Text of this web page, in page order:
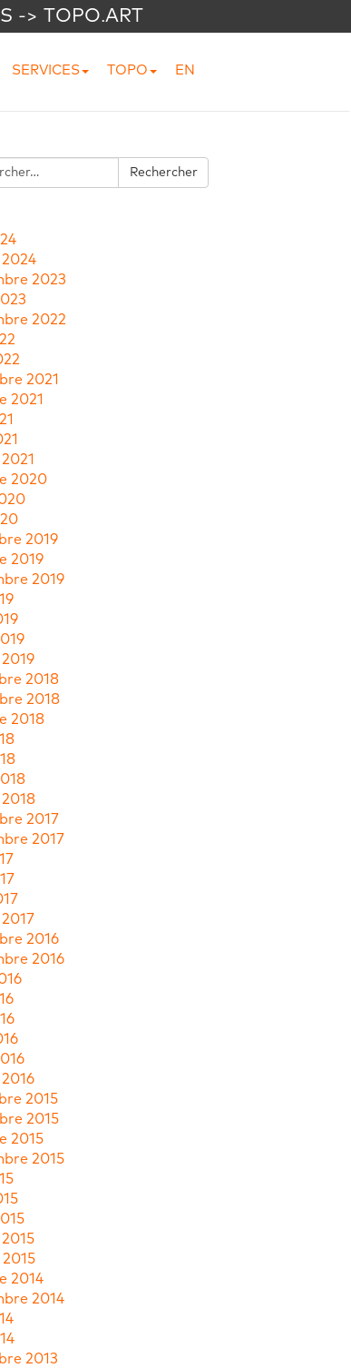
-> TOPO.ART
SERVICES TOPO EN
2023
2022
2021
2021
2020
2019
2019
2019
2018
2018
2018
2017
2017
2016
2016
2015
2015
2015
2015
2014
2014
2013